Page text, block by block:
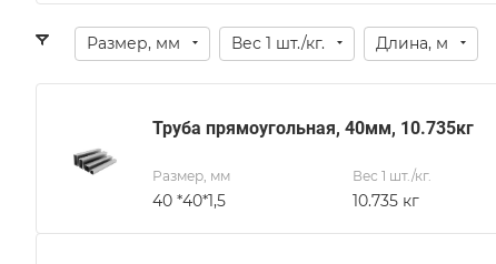
Размер, мм Вес 1 шт./кг. Длина, м
Труба прямоугольная, 40мм, 10.735кг
Размер, мм
40 *40*1,5
Вес 1 шт./кг.
10.735 кг